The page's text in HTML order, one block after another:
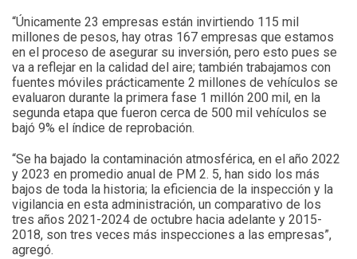
“Únicamente 23 empresas están invirtiendo 115 mil
millones de pesos, hay otras 167 empresas que estamos
en el proceso de asegurar su inversión, pero esto pues se
va a reflejar en la calidad del aire; también trabajamos con
fuentes móviles prácticamente 2 millones de vehículos se
evaluaron durante la primera fase 1 millón 200 mil, en la
segunda etapa que fueron cerca de 500 mil vehículos se
bajó 9% el índice de reprobación.
“Se ha bajado la contaminación atmosférica, en el año 2022
y 2023 en promedio anual de PM 2. 5, han sido los más
bajos de toda la historia; la eficiencia de la inspección y la
vigilancia en esta administración, un comparativo de los
tres años 2021-2024 de octubre hacia adelante y 2015-
2018, son tres veces más inspecciones a las empresas”,
agregó.